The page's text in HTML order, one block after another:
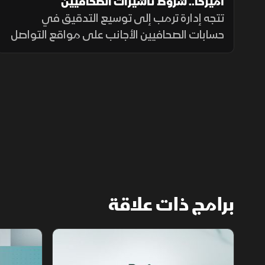
تتجه إدارة ترمب إلى توسيع التدقيق في
حسابات الصحافيين الأجانب على مواقع التواصل
الاجتماعي قبل منح تأشيرات العمل، ضمن
برامج ذات علاقة
مع الشرق الأوسط الخبر الآخر